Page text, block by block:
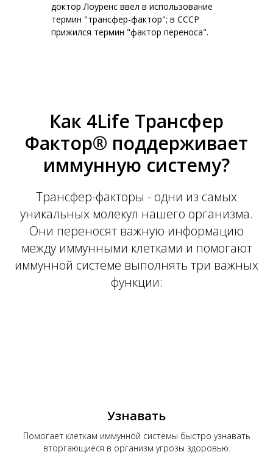
доктор Лоуренс ввел в использование
термин "трансфер-фактор"; в СССР
прижился термин "фактор переноса".
Как 4Life Трансфер
Фактор® поддерживает
иммунную систему?
Трансфер-факторы - одни из самых
уникальных молекул нашего организма.
Они переносят важную информацию
между иммунными клетками и помогают
иммунной системе выполнять три важных
функции:
Узнавать
Помогает клеткам иммунной системы быстро узнавать
вторгающиеся в организм угрозы здоровью.